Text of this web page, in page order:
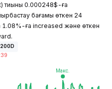
тиыны 0.000248$-ға
бағамы өткен 24
1.08%-ға increased және өткен
200D